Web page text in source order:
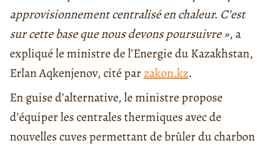
approvisionnement centralisé en chaleur. C’est
sur cette base que nous devons poursuivre », a
expliqué le ministre de l’Energie du Kazakhstan,
Erlan Aqkenjenov, cité parzakon.kz.
En guise d’alternative, le ministre propose
d’équiper les centrales thermiques avec de
nouvelles cuves permettant de brûler du charbon